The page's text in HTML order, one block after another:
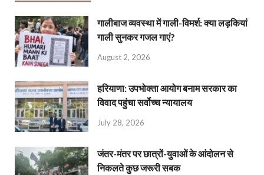
गालीबाज व्‍यवस्‍था में गाली-विमर्श: क्या लड़कियां
गाली सुनकर गजल गाएं?
August 2, 2026
हरियाणा: उपभोक्ता आयोग बनाम सरकार का
विवाद पहुंचा सर्वोच्च न्यायालय
July 28, 2026
जंतर-मंतर पर छात्रों-युवाओं के आंदोलन से
निकलते कुछ जरूरी सबक